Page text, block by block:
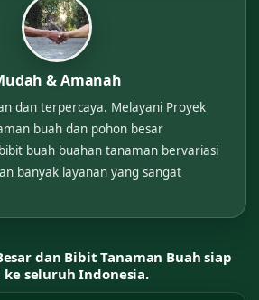
& Amanah
dan terpercaya. Melayani Proyek
buah dan pohon besar
buah buahan tanaman bervariasi
banyak layanan yang sangat
dan Bibit Tanaman Buah siap
seluruh Indonesia.